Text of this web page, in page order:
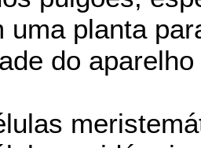
uma planta
do